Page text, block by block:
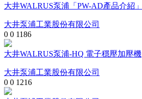
大井WALRUS泵浦「PW-AD產品介紹」
大井泵浦工業股份有限公司
0 0 1186
大井WALRUS泵浦-HQ 電子穩壓加壓機
大井泵浦工業股份有限公司
0 0 1216